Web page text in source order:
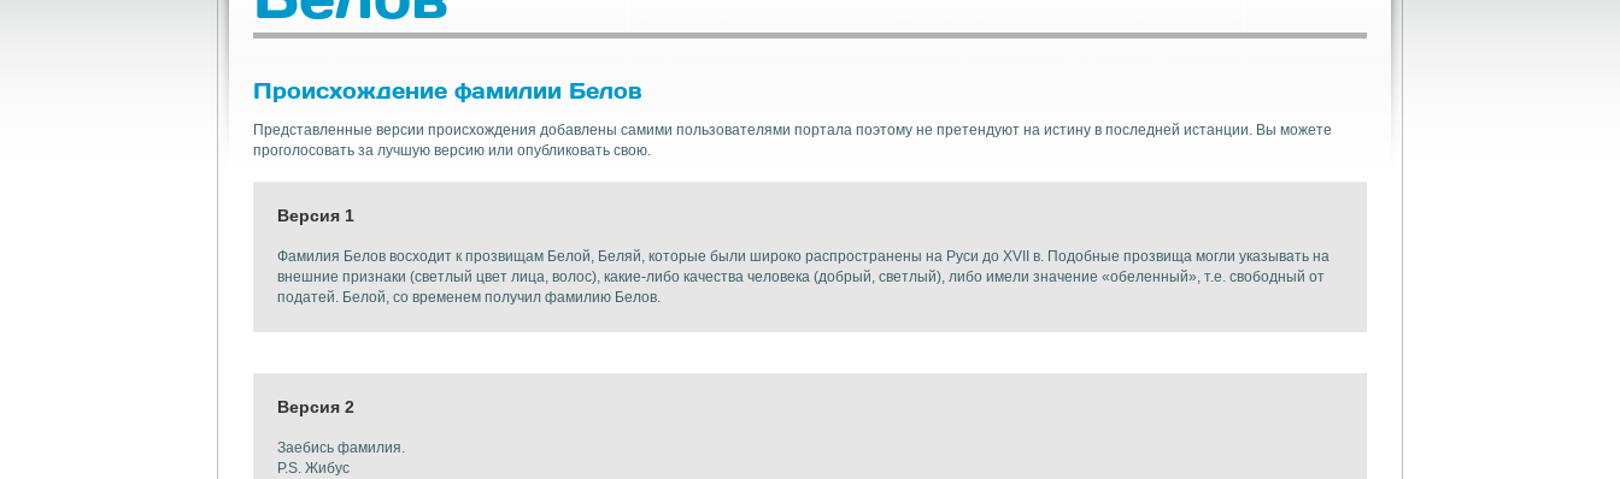
Происхождение фамилии Белов
Представленные версии происхождения добавлены самими пользователями портала поэтому не претендуют на истину в последней истанции. Вы можете
проголосовать за лучшую версию или опубликовать свою.
Версия 1
Фамилия Белов восходит к прозвищам Белой, Беляй, которые были широко распространены на Руси до XVII в. Подобные прозвища могли указывать на
внешние признаки (светлый цвет лица, волос), какие-либо качества человека (добрый, светлый), либо имели значение «обеленный», т.е. свободный от
податей. Белой, со временем получил фамилию Белов.
Версия 2
Заебись фамилия.
P.S. Жибус